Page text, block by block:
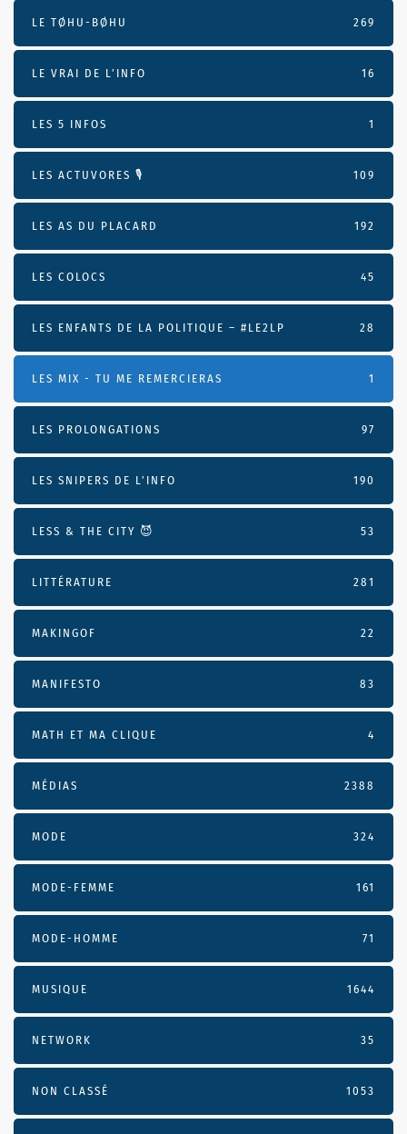
LE TØHU-BØHU 269
LE VRAI DE L’INFO 16
LES 5 INFOS 1
LES ACTUVORES 🎙 109
LES AS DU PLACARD 192
LES COLOCS 45
LES ENFANTS DE LA POLITIQUE – #LE2LP 28
LES MIX - TU ME REMERCIERAS 1
LES PROLONGATIONS 97
LES SNIPERS DE L’INFO 190
LESS & THE CITY 😈 53
LITTÉRATURE 281
MAKINGOF 22
MANIFESTO 83
MATH ET MA CLIQUE 4
MÉDIAS 2388
MODE 324
MODE-FEMME 161
MODE-HOMME 71
MUSIQUE 1644
NETWORK 35
NON CLASSÉ 1053